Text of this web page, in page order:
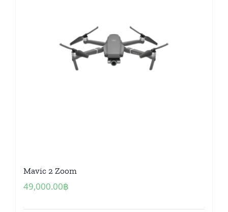
Mavic 2 Zoom
49,000.00฿